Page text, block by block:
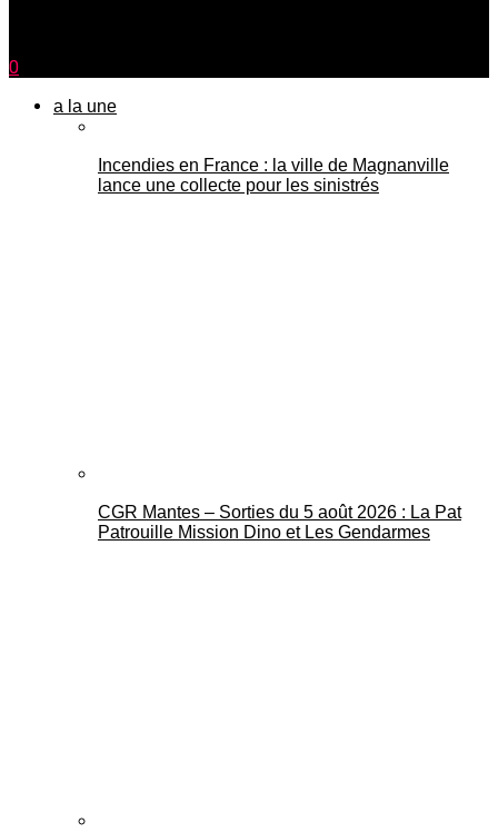
0
a la une
Incendies en France : la ville de Magnanville
lance une collecte pour les sinistrés
CGR Mantes – Sorties du 5 août 2026 : La Pat
Patrouille Mission Dino et Les Gendarmes